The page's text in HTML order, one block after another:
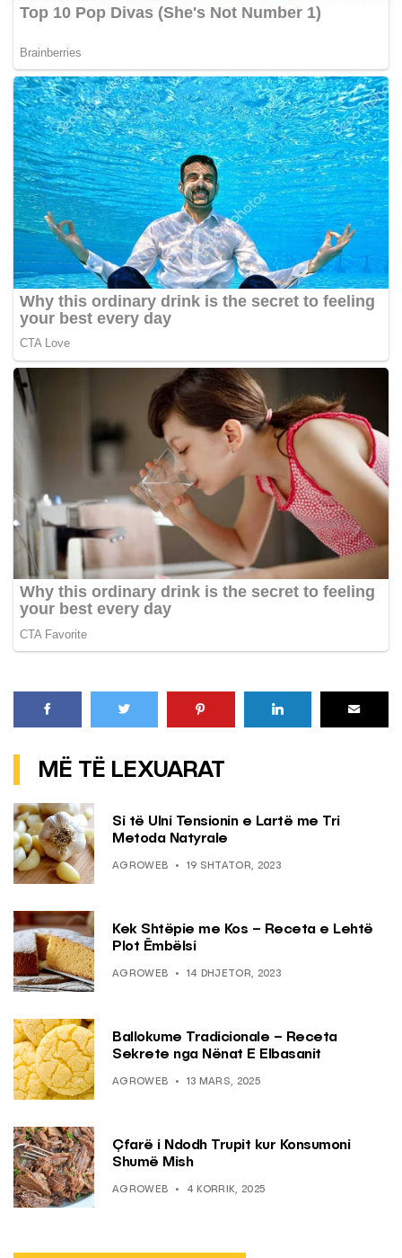
MË TË LEXUARAT
Si të Ulni Tensionin e Lartë me Tri
Metoda Natyrale
AGROWEB 19 SHTATOR, 2023
Kek Shtëpie me Kos – Receta e Lehtë
Plot Ëmbëlsi
AGROWEB 14 DHJETOR, 2023
Ballokume Tradicionale – Receta
Sekrete nga Nënat E Elbasanit
AGROWEB 13 MARS, 2025
Çfarë i Ndodh Trupit kur Konsumoni
Shumë Mish
AGROWEB 4 KORRIK, 2025